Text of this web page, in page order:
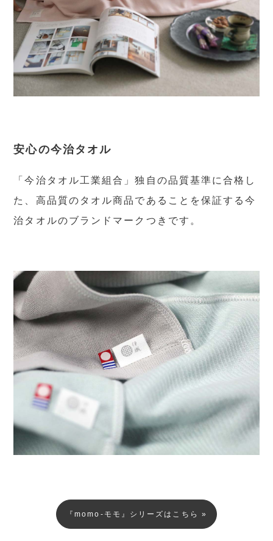
安心の今治タオル
「今治タオル工業組合」独自の品質基準に合格し
た、高品質のタオル商品であることを保証する今
治タオルのブランドマークつきです。
『momo-モモ』シリーズはこちら »